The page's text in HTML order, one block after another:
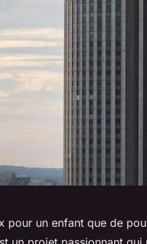
pour un enfant que de